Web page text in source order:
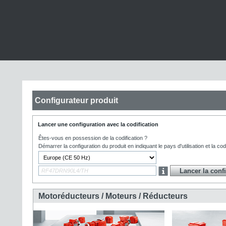
Configurateur produit
Lancer une configuration avec la codification
Êtes-vous en possession de la codification ?
Démarrer la configuration du produit en indiquant le pays d'utilisation et la
Motoréducteurs / Moteurs / Réducteurs